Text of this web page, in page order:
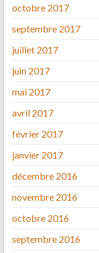
octobre 2017
septembre 2017
juillet 2017
juin 2017
mai 2017
avril 2017
février 2017
janvier 2017
décembre 2016
novembre 2016
octobre 2016
septembre 2016